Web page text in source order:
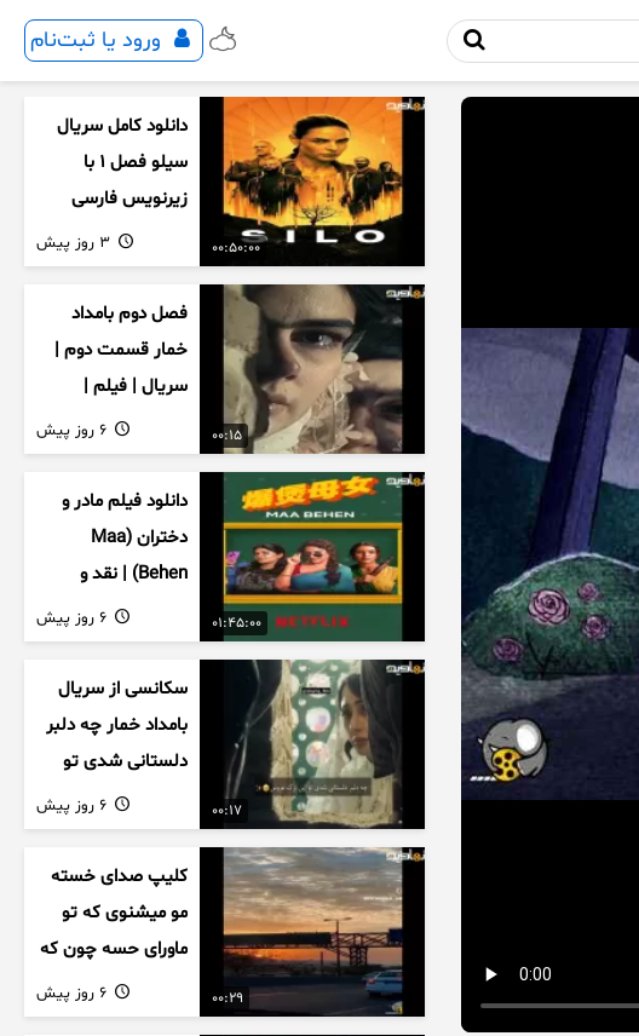
ورود یا ثبت‌نام
00:50:00
دانلود کامل سریال
سیلو فصل ۱ با
زیرنویس فارسی
00:15
فصل دوم بامداد
خمار قسمت دوم |
سریال | فیلم |
نمایش خانگی |
محبوبه | سینمایی
01:45:00
دانلود فیلم مادر و
دختران (Maa
Behen) | نقد و
بررسی درام خانوادگی
هندی
00:17
سکانسی از سریال
بامداد خمار چه دلبر
دلستانی شدی تو
این بزک عروس..
00:29
کلیپ صدای خسته
مو میشنوی که تو
ماورای حسه چون که
داریم می رسیم به
اخرای قصه